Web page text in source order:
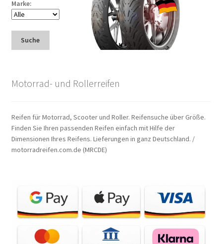
Marke:
Suche
Motorrad- und Rollerreifen
Reifen für Motorrad, Scooter und Roller. Reifensuche über Größe.
Finden Sie Ihren passenden Reifen einfach mit Hilfe der
Dimensionen Ihres Reifens. Lieferungen in ganz Deutschland. /
motorradreifen.com.de (MRCDE)